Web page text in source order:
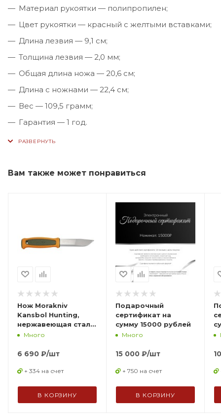
Материал рукоятки — полипропилен;
Цвет рукоятки — красный с желтыми вставками;
Длина лезвия — 9,1 см;
Толщина лезвия — 2,0 мм;
Общая длина ножа — 20,6 см;
Длина с ножнами — 22,4 см;
Вес — 109,5 грамм;
Гарантия — 1 год.
Вам также может понравиться
Нож Morakniv
Kansbol Hunting,
нержавеющая сталь,
14236
Много
6 690 ₽/шт
+ 334 на счет
В КОРЗИНУ
Подарочный
сертификат на
сумму 15000 рублей
Много
15 000 ₽/шт
+ 750 на счет
В КОРЗИНУ